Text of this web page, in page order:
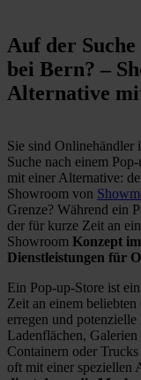
Auf der
bei Bern? –
Alternative
Sie sind
Suche nach einem
mit einer Alternative:
Showroom von
Grenze? Während ein
der für kurze Zeit an
Showroom Konzept
Dienstleistungen für
Ein Pop-up-Store ist
Zeit an einem
erregen und
Ladenflächen,
Containern oder
oft mit einer speziellen